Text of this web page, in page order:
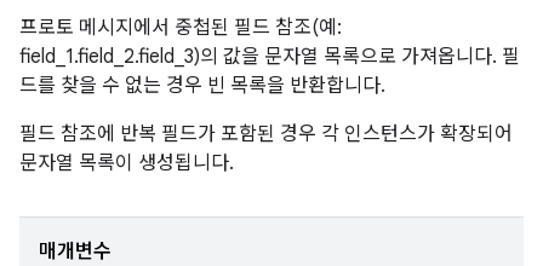
프로토 메시지에서 중첩된 필드 참조(예:
field_1.field_2.field_3)의 값을 문자열 목록으로 가져옵니다. 필
드를 찾을 수 없는 경우 빈 목록을 반환합니다.
필드 참조에 반복 필드가 포함된 경우 각 인스턴스가 확장되어
문자열 목록이 생성됩니다.
매개변수